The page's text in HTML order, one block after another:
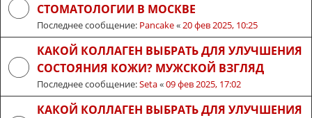
СТОМАТОЛОГИИ В МОСКВЕ
Последнее сообщение: Pancake« 20 фев 2025, 10:25
КАКОЙ КОЛЛАГЕН ВЫБРАТЬ ДЛЯ УЛУЧШЕНИЯ
СОСТОЯНИЯ КОЖИ? МУЖСКОЙ ВЗГЛЯД
Последнее сообщение:Seta«09 фев 2025, 17:02
КАКОЙ КОЛЛАГЕН ВЫБРАТЬ ДЛЯ УЛУЧШЕНИЯ